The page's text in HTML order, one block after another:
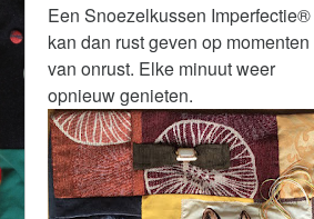
Een Snoezelkussen Imperfectie®
kan dan rust geven op momenten
van onrust. Elke minuut weer
opnieuw genieten.